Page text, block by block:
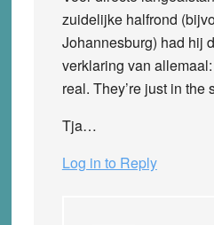
zuidelijke halfrond
Johannesburg) had hij
verklaring van
real. They’re just in the
Tja…
Log in to Reply